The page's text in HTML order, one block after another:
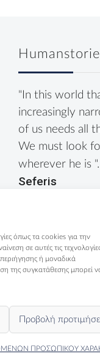
όπως τα cookies για την
σε αυτές τις
ή μοναδικά
της συγκατάθεσης μπορεί
Προβολή
ΠΡΟΣΩΠΙΚΟΥ
"In this world
increasingly
of us needs all
We must look
wherever he is
Seferis